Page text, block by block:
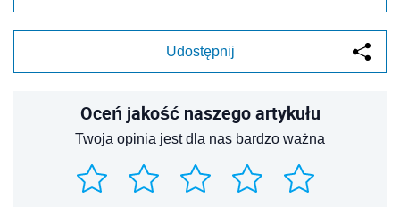
Udostępnij
Oceń jakość naszego artykułu
Twoja opinia jest dla nas bardzo ważna